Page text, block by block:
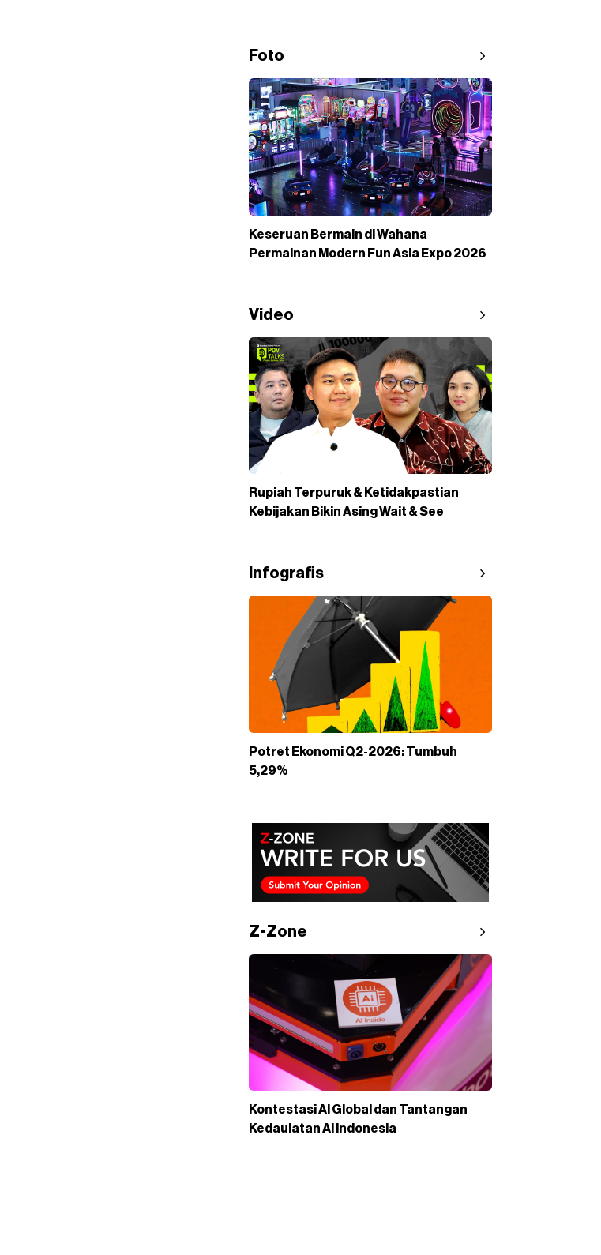
Foto
Keseruan Bermain di Wahana
Permainan Modern Fun Asia Expo 2026
Video
Rupiah Terpuruk & Ketidakpastian
Kebijakan Bikin Asing Wait & See
Infografis
Potret Ekonomi Q2-2026: Tumbuh
5,29%
Z-Zone
Kontestasi AI Global dan Tantangan
Kedaulatan AI Indonesia